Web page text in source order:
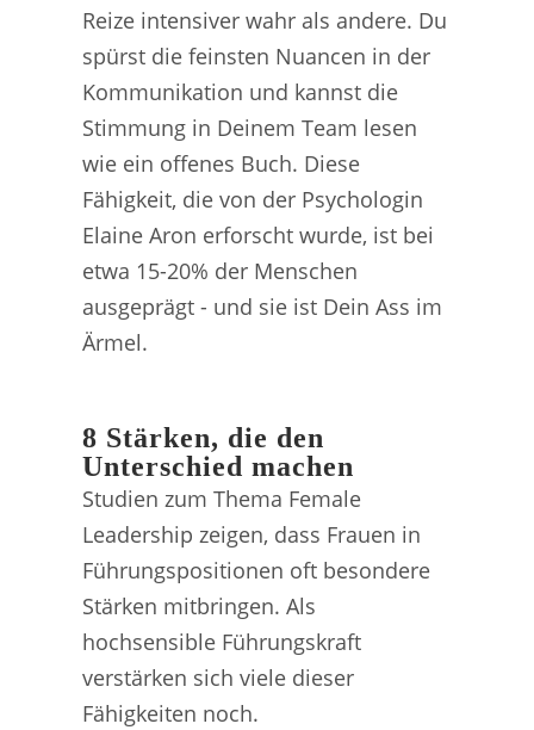
Reize intensiver wahr als andere. Du
spürst die feinsten Nuancen in der
Kommunikation und kannst die
Stimmung in Deinem Team lesen
wie ein offenes Buch. Diese
Fähigkeit, die von der Psychologin
Elaine Aron erforscht wurde, ist bei
etwa 15-20% der Menschen
ausgeprägt - und sie ist Dein Ass im
Ärmel.
8 Stärken, die den
Unterschied machen
Studien zum Thema Female
Leadership zeigen, dass Frauen in
Führungspositionen oft besondere
Stärken mitbringen. Als
hochsensible Führungskraft
verstärken sich viele dieser
Fähigkeiten noch.